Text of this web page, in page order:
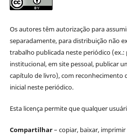
Os autores têm autorização para
separadamente, para distribuição não
trabalho publicada neste periódico
institucional, em site pessoal, publicar
capítulo de livro), com reconhecimento
inicial neste periódico.
Esta licença permite que qualquer
Compartilhar– copiar, baixar,